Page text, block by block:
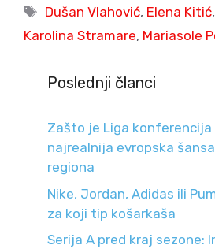
Tags
Dušan Vlahović, Elena Kitić,
Karolina Stramare, Mariasole
Poslednji članci
Zašto je Liga
najrealnija evropska
regiona
Nike, Jordan, Adidas ili
za koji tip košarkaša
Serija A pred kraj sezone: